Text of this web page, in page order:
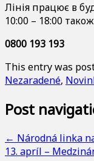
Лінія працює в
10:00 – 18:00
0800 193 193
This entry was
Nezaradené,
Post
← Národná linka
13. apríl –